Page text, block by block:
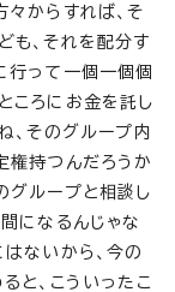
からすれば、そ
も、それを配分す
行って一個一個個
ころにお金を託し
、そのグループ内
権持つんだろうか
グループと相談し
になるんじゃな
ないから、今の
と、こういったこ